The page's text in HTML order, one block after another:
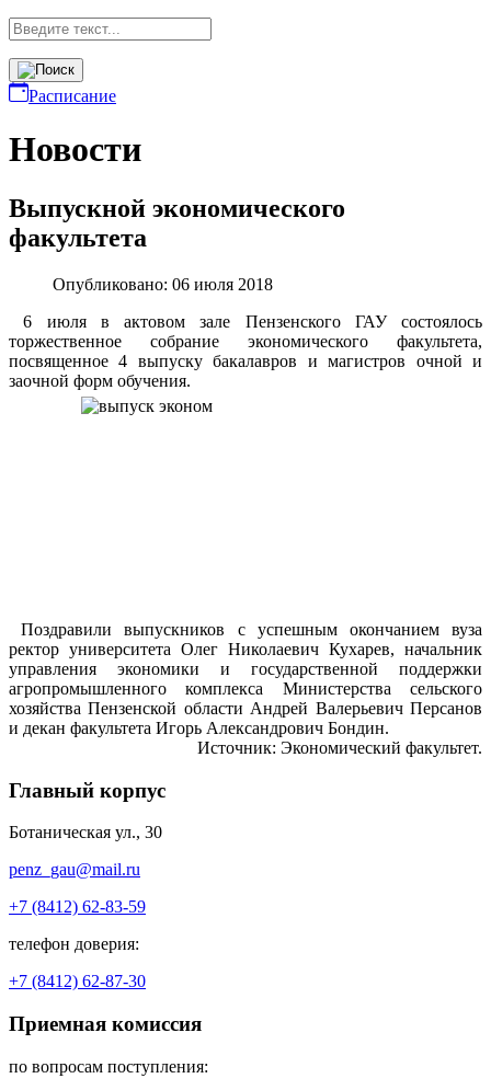
Расписание
Новости
Выпускной экономического
факультета
Опубликовано: 06 июля 2018
6 июля в актовом зале Пензенского ГАУ состоялось
торжественное собрание экономического факультета,
посвященное 4 выпуску бакалавров и магистров очной и
заочной форм обучения.
Поздравили выпускников с успешным окончанием вуза
ректор университета Олег Николаевич Кухарев, начальник
управления экономики и государственной поддержки
агропромышленного комплекса Министерства сельского
хозяйства Пензенской области Андрей Валерьевич Персанов
и декан факультета Игорь Александрович Бондин.
Источник: Экономический факультет.
Главный корпус
Ботаническая ул., 30
penz_gau@mail.ru
+7 (8412) 62-83-59
телефон доверия:
+7 (8412) 62-87-30
Приемная комиссия
по вопросам поступления: